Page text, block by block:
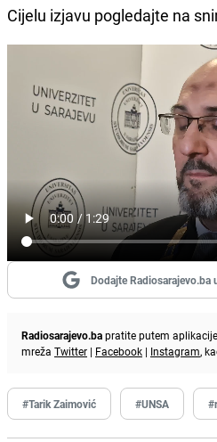
Cijelu izjavu pogledajte na
Dodajte Radiosarajevo.ba
Radiosarajevo.bapratite putem
mreža Twitter | Facebook | Instagram,
#Tarik Zaimović #UNSA